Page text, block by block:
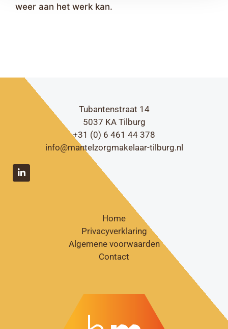
weer aan het werk kan.
Tubantenstraat 14
5037 KA Tilburg
+31 (0) 6 461 44 378
info@mantelzorgmakelaar-tilburg.nl
Home
Privacyverklaring
Algemene voorwaarden
Contact